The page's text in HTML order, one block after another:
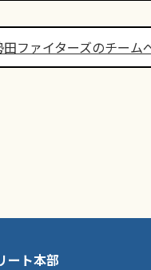
田ファイターズのチーム
ート本部